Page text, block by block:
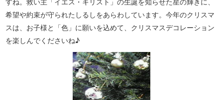
希望や約束が守られたしるしをあらわしています。今年のクリスマ
スは、お子様と「色」に願いを込めて、クリスマスデコレーション
を楽しんでくださいね♪